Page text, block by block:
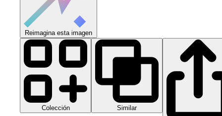
Reimagina esta imagen
Colección Similar